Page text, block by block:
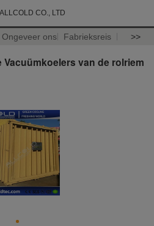
CO., LTD
Ongeveer ons Fabrieksreis >>
van de rolriem